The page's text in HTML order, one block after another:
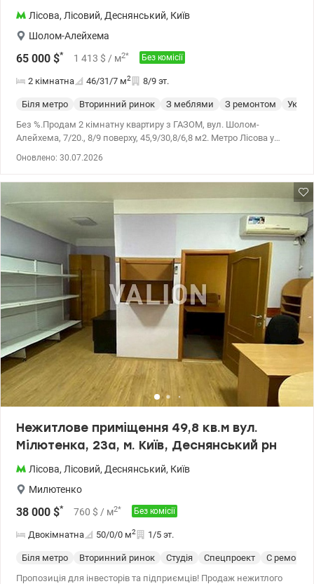
Лісова, Лісовий, Деснянський, Київ
Шолом-Алейхема
65 000 $* 1 413 $ / м2* Без комісії
2 кімнатна 46/31/7 м2 8/9 эт.
Біля метро Вторинний ринок З меблями З ремонтом
Без %.Продам 2 кімнатну квартиру з ГАЗОМ, вул. Шолом-
Алейхема, 7/20., 8/9 поверху, 45,9/30,8/6,8 м2. Метро Лісова у
Оксана Фурс,.067 724 12 86, valion.ua/1151727
Оновлено: 30.07.2026
Нежитлове приміщення 49,8 кв.м вул.
Мілютенка, 23а, м. Київ, Деснянський рн
Лісова, Лісовий, Деснянський, Київ
Милютенко
38 000 $* 760 $ / м2* Без комісії
Двокімнатна 50/0/0 м2 1/5 эт.
Біля метро Вторинний ринок Студія Спецпроект
С
Пропозиція для інвесторів та підприємців! Продаж нежитлого